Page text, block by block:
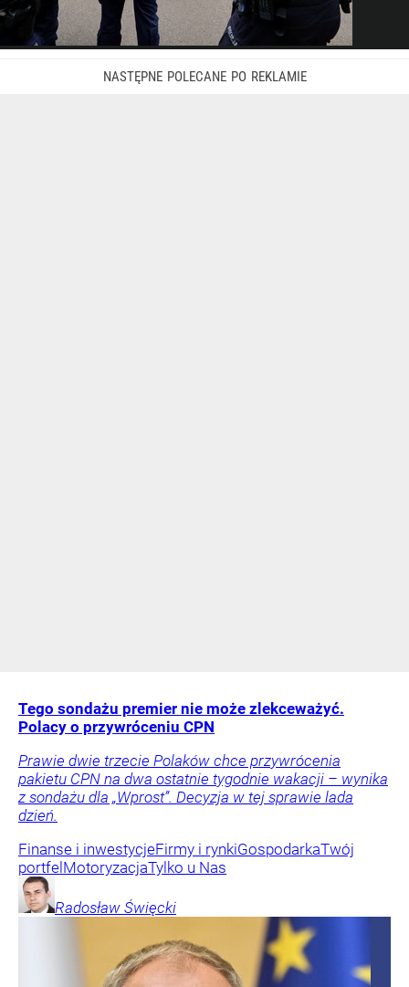
Tego sondażu premier nie może zlekceważyć.
Polacy o przywróceniu CPN
Prawie dwie trzecie Polaków chce przywrócenia
pakietu CPN na dwa ostatnie tygodnie wakacji – wynika
z sondażu dla „Wprost”. Decyzja w tej sprawie lada
dzień.
Finanse i inwestycjeFirmy i rynkiGospodarkaTwój
portfel MotoryzacjaTylko u Nas
Radosław Święcki